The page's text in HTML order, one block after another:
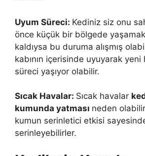
Uyum Süreci: Kediniz siz onu
önce küçük bir bölgede
kaldıysa bu duruma alışmış
kabının içerisinde uyuyarak yeni
süreci yaşıyor olabilir.
Sıcak Havalar: Sıcak havalar
kumunda yatması neden
kumun serinletici etkisi
serinleyebilirler.